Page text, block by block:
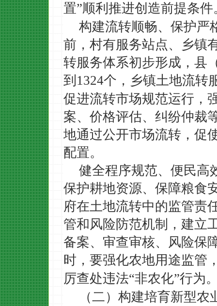
置”顺利推进创造前提条件
构建流转顺畅、保护严
前，村有服务站点、乡镇
转服务体系初步形成，县
到 1324个，乡镇土地流转
促进流转市场规范运行，
案、价格评估、纠纷仲裁
地通过公开市场流转，促
配置。
健全程序规范、便民高
保护耕地资源、保障粮食
府在土地流转中的监管责
管和风险防范机制，建立
备案、审查审核、风险保
时，要强化农地用途监管
厉查处违法“非农化”行为
（二）构建培育新型